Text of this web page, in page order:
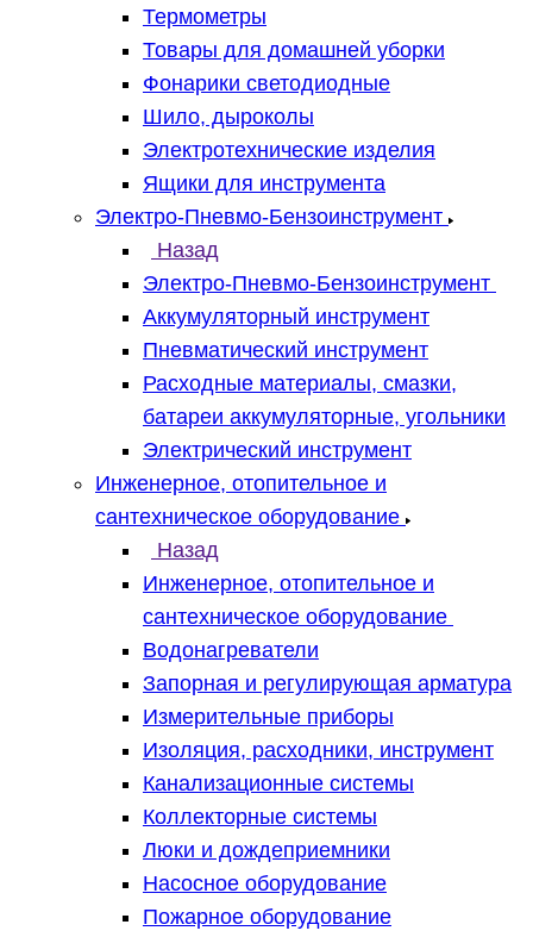
Термометры
Товары для домашней уборки
Фонарики светодиодные
Шило, дыроколы
Электротехнические изделия
Ящики для инструмента
Электро-Пневмо-Бензоинструмент
Назад
Электро-Пневмо-Бензоинструмент
Аккумуляторный инструмент
Пневматический инструмент
Расходные материалы, смазки,
батареи аккумуляторные, угольники
Электрический инструмент
Инженерное, отопительное и
сантехническое оборудование
Назад
Инженерное, отопительное и
сантехническое оборудование
Водонагреватели
Запорная и регулирующая арматура
Измерительные приборы
Изоляция, расходники, инструмент
Канализационные системы
Коллекторные системы
Люки и дождеприемники
Насосное оборудование
Пожарное оборудование